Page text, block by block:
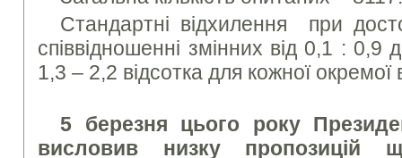
Стандартні відхилення при
співвідношенні змінних від 0,1 :
1,3 – 2,2 відсотка для кожної окремої
5 березня цього року
висловив низку пропозицій